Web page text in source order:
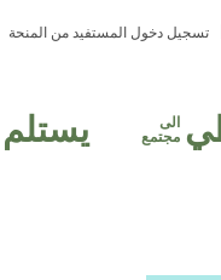
تسجيل دخول المستفيد من المنحة
الى
مجتمع يستلم